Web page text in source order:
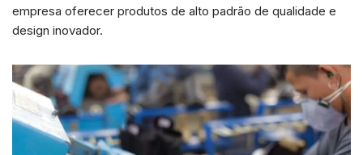
empresa oferecer produtos de alto padrão de qualidade e
design inovador.